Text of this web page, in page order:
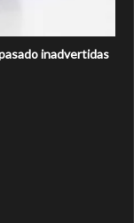
inadvertidas